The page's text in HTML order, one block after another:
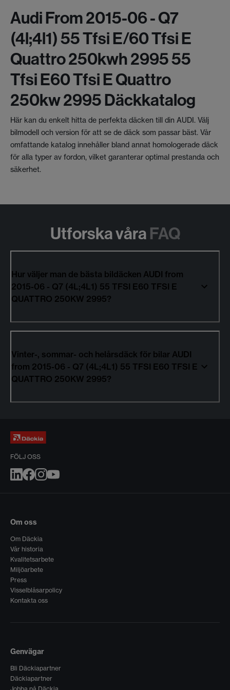
Audi From 2015-06 - Q7
(4l;4l1) 55 Tfsi E/60 Tfsi E
Quattro 250kwh 2995 55
Tfsi E60 Tfsi E Quattro
250kw 2995 Däckkatalog
Här kan du enkelt hitta de perfekta däcken till din AUDI. Välj
bilmodell och version för att se de däck som passar bäst. Vår
omfattande katalog innehåller bland annat homologerade däck
för alla typer av fordon, vilket garanterar optimal prestanda och
säkerhet.
Utforska våra FAQ
Hur väljer man de bästa bildäcken AUDI from
2015-06 - Q7 (4L;4L1) 55 TFSI E60 TFSI E
QUATTRO 250KW 2995?
Vinter-, sommar- och helårsdäck för bilar AUDI
from 2015-06 - Q7 (4L;4L1) 55 TFSI E60 TFSI E
QUATTRO 250KW 2995?
FÖLJ OSS
Om oss
Om Däckia
Vår historia
Kvalitetsarbete
Miljöarbete
Press
Visselblåsarpolicy
Kontakta oss
Genvägar
Bli Däckiapartner
Däckiapartner